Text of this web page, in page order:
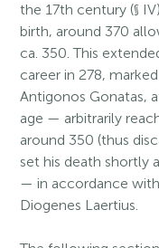
the 17th century (§
birth, around 370
ca. 350. This
career in 278,
Antigonos Gonatas,
age — arbitrarily
around 350 (thus
set his death shortly
— in accordance
Diogenes Laertius.